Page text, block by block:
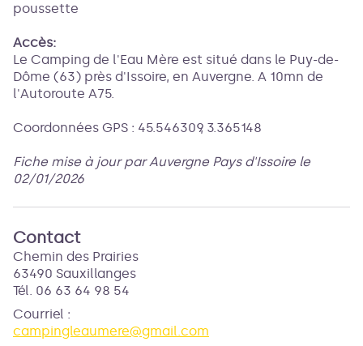
poussette
Accès:
Le Camping de l'Eau Mère est situé dans le Puy-de-
Dôme (63) près d'Issoire, en Auvergne. A 10mn de
l'Autoroute A75.
Coordonnées GPS : 45.546309, 3.365148
Fiche mise à jour par Auvergne Pays d'Issoire le
02/01/2026
Contact
Chemin des Prairies
63490 Sauxillanges
Tél. 06 63 64 98 54
Courriel :
campingleaumere@gmail.com